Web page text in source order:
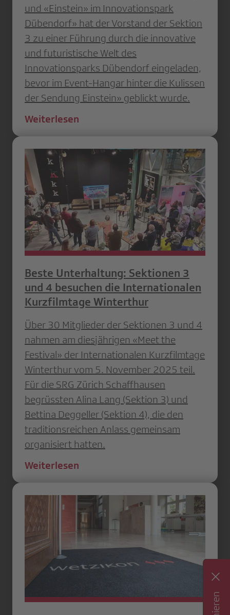
und «Einstein» im Innovationspark
Dübendorf» hat der Vorstand der Sektion
3 zu einer Führung durch die innovative
und futuristische Welt des
Innovationsparks Dübendorf eingeladen,
bevor im Event-Hangar hinter die Kulissen
der Sendung Einstein» geblickt wurde.
Weiterlesen
Beste Unterhaltung: Sektionen 3
und 4 besuchen die Internationalen
Kurzfilmtage Winterthur
Über 30 Mitglieder der Sektionen 3 und 4
nahmen am diesjährigen «Meet the
Festival» der Internationalen Kurzfilmtage
Winterthur vom 5. November 2025 teil.
Für die SRG Zürich Schaffhausen
begrüssten Alina Lang (Sektion 3) und
Bettina Deggeller (Sektion 4), die den
traditionsreichen Anlass gemeinsam
organisiert hatten.
Weiterlesen